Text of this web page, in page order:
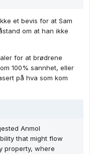
et bevis for at Sam
om at han ikke
for at brødrene
100% sannhet, eller
på hva som kom
Anmol
that might flow
property, where